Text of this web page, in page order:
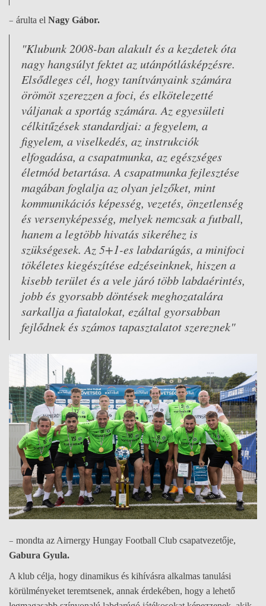
– árulta el Nagy Gábor.
"Klubunk 2008-ban alakult és a kezdetek óta
nagy hangsúlyt fektet az utánpótlásképzésre.
Elsődleges cél, hogy tanítványaink számára
örömöt szerezzen a foci, és elkötelezetté
váljanak a sportág számára. Az egyesületi
célkitűzések standardjai: a fegyelem, a
figyelem, a viselkedés, az instrukciók
elfogadása, a csapatmunka, az egészséges
életmód betartása. A csapatmunka fejlesztése
magában foglalja az olyan jelzőket, mint
kommunikációs képesség, vezetés, önzetlenség
és versenyképesség, melyek nemcsak a futball,
hanem a legtöbb hivatás sikeréhez is
szükségesek. Az 5+1-es labdarúgás, a minifoci
tökéletes kiegészítése edzéseinknek, hiszen a
kisebb terület és a vele járó több labdaérintés,
jobb és gyorsabb döntések meghozatalára
sarkallja a fiatalokat, ezáltal gyorsabban
fejlődnek és számos tapasztalatot szereznek"
– mondta az Airnergy Hungay Football Club csapatvezetője,
Gabura Gyula.
A klub célja, hogy dinamikus és kihívásra alkalmas tanulási
körülményeket teremtsenek, annak érdekében, hogy a lehető